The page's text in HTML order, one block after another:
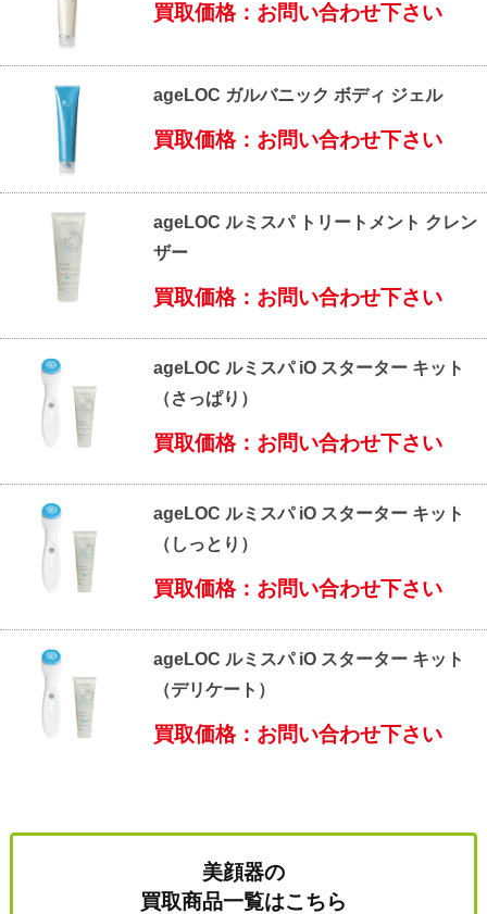
買取価格：お問い合わせ下さい
ageLOC ガルバニック ボディ ジェル
買取価格：お問い合わせ下さい
ageLOC ルミスパ トリートメント クレン
ザー
買取価格：お問い合わせ下さい
ageLOC ルミスパ iO スターター キット
（さっぱり）
買取価格：お問い合わせ下さい
ageLOC ルミスパ iO スターター キット
（しっとり）
買取価格：お問い合わせ下さい
ageLOC ルミスパ iO スターター キット
（デリケート）
買取価格：お問い合わせ下さい
美顔器の
買取商品一覧はこちら